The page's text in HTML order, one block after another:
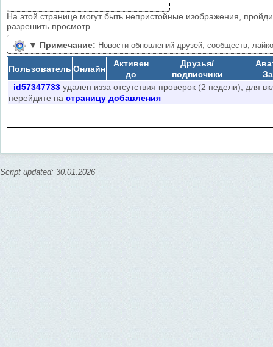
На этой странице могут быть непристойные изображения,
разрешить просмотр.
▼ Примечание: Новости обновлений друзей, сообществ,
Пользователь Онлайн
Активен
до
Друзья/
подписчики
id57347733 удален изза отсутствия проверок (2 недели), для
перейдите на страницу добавления
Script updated: 30.01.2026